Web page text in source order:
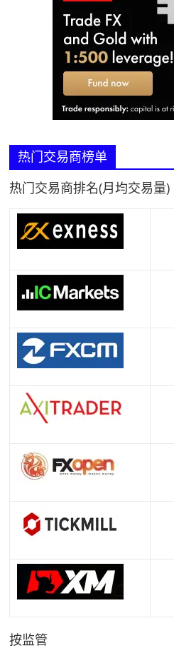
热门交易商榜单
热门交易商排名(月均交易量)
按监管